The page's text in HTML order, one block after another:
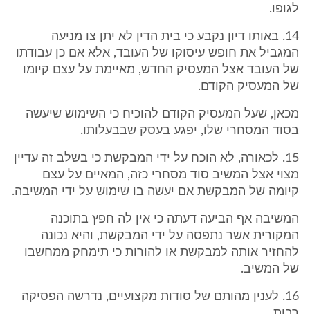
לגופו.
14. באותו דיון נקבע כי בית הדין לא יתן צו מניעה
המגביל את חופש עיסוקו של העובד, אלא אם כן עבודתו
של העובד אצל המעסיק החדש, מאיימת על עצם קיומו
של המעסיק הקודם.
מכאן, שעל המעסיק הקודם להוכיח כי השימוש שיעשה
בסוד המסחרי שלו, יפגע בעסק שבבעלותו.
15. לכאורה, לא הוכח על ידי המבקשת כי בשלב זה עדיין
מצוי אצל המשיב סוד מסחרי כזה, המאיים על עצם
קיומה של המבקשת אם יעשה בו שימוש על ידי המשיבה.
המשיבה אף הביעה דעתה כי אין לה חפץ בתוכנה
המקורית אשר נתפסה על ידי המבקשת, והיא נכונה
להחזיר אותה למבקשת או להורות כי תימחק ממחשבו
של המשיב.
16. לענין מהותם של סודות מקצועיים, נדרשה הפסיקה